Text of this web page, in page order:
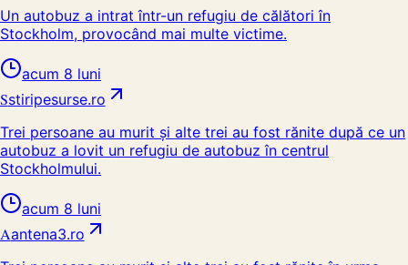
Un autobuz a intrat într-un refugiu de călători în
Stockholm, provocând mai multe victime.
acum 8 luni
Sstiripesurse.ro
Trei persoane au murit și alte trei au fost rănite după ce un
autobuz a lovit un refugiu de autobuz în centrul
Stockholmului.
acum 8 luni
Aantena3.ro